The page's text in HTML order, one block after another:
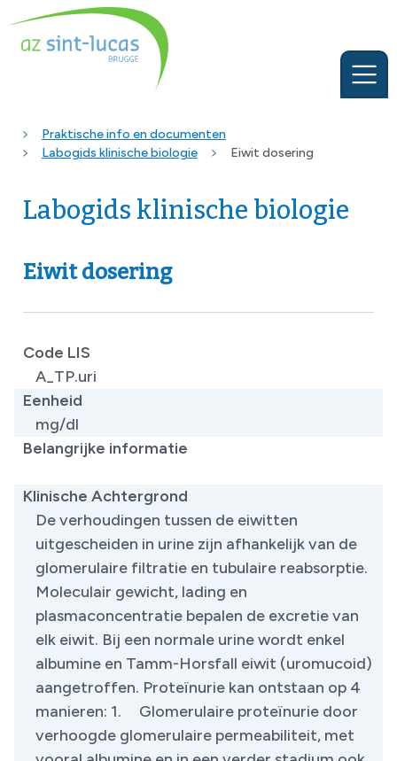
Praktische info en documenten
Labogids klinische biologie
Eiwit dosering
Labogids klinische biologie
Eiwit dosering
Code LIS
A_TP.uri
Eenheid
mg/dl
Belangrijke informatie
Klinische Achtergrond
De verhoudingen tussen de eiwitten
uitgescheiden in urine zijn afhankelijk van de
glomerulaire filtratie en tubulaire reabsorptie.
Moleculair gewicht, lading en
plasmaconcentratie bepalen de excretie van
elk eiwit. Bij een normale urine wordt enkel
albumine en Tamm-Horsfall eiwit (uromucoid)
aangetroffen. Proteïnurie kan ontstaan op 4
manieren: 1. Glomerulaire proteïnurie door
verhoogde glomerulaire permeabiliteit, met